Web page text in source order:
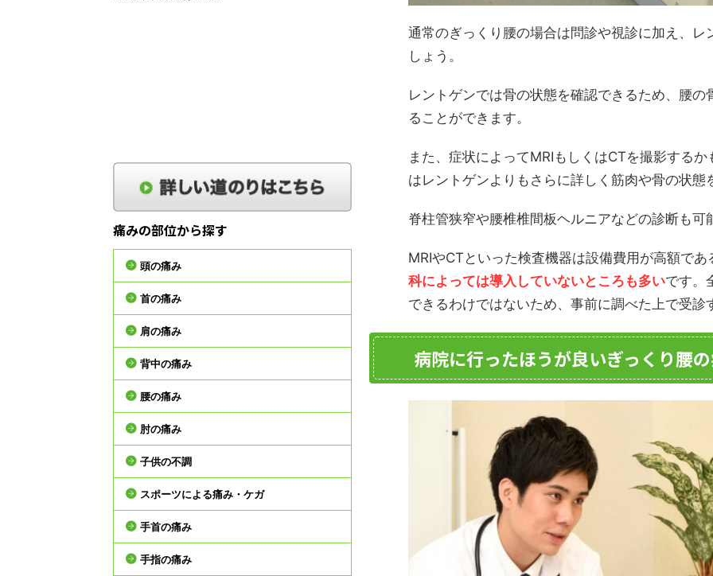
通常のぎっくり腰の場合は問診や視診に加え、
しょう。
レントゲンでは骨の状態を確認できるため、腰
ることができます。
また、症状によってMRIもしくはCTを撮影する
はレントゲンよりもさらに詳しく筋肉や骨の状態
脊柱管狭窄や腰椎椎間板ヘルニアなどの診断も可
MRIやCTといった検査機器は設備費用が高額で
科によっては導入していないところも多いです。
できるわけではないため、事前に調べた上で受診
病院に行ったほうが良いぎっくり腰
痛みの部位から探す
頭の痛み
首の痛み
肩の痛み
背中の痛み
腰の痛み
肘の痛み
子供の不調
スポーツによる痛み・ケガ
手首の痛み
手指の痛み